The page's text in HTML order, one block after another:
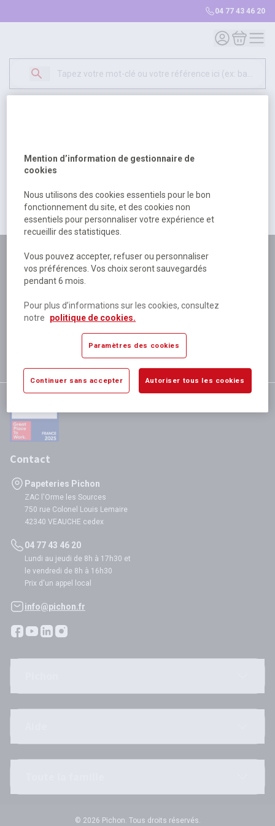
04 77 43 46 20
Mon compte
Mon
500
excuser pour la gêne occasionée.
Retour Retour à l'accueil
Plus de 180 personnes
à votre écoute
Plus de 80 000 références
disponibles
Expédition le jour même
si validation avant 12h
satisfaction totale
Contact
Papeteries Pichon
ZAC l'Orme les Sources
750 rue Colonel Louis Lemaire
42340 VEAUCHE cedex
04 77 43 46 20
Lundi au jeudi de 8h à 17h30 et
le vendredi de 8h à 16h30
Prix d'un appel local
info@pichon.fr
© 2026 Pichon. Tous droits réservés.
Mention d’information de gestionnaire de
cookies
Nous utilisons des cookies essentiels pour le bon
fonctionnement du site, et des cookies non
essentiels pour personnaliser votre expérience et
recueillir des statistiques.
Vous pouvez accepter, refuser ou personnaliser
vos préférences. Vos choix seront sauvegardés
pendant 6 mois.
Pour plus d’informations sur les cookies, consultez
notre
politique de cookies.
Paramètres des cookies
Continuer sans accepter Autoriser tous les cookies